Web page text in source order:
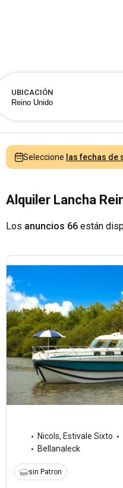
UBICACIÓN
Seleccione las fechas de
Alquiler Lancha
Los anuncios 66 están
Nicols, Estivale Sixto
Bellanaleck
sin Patron